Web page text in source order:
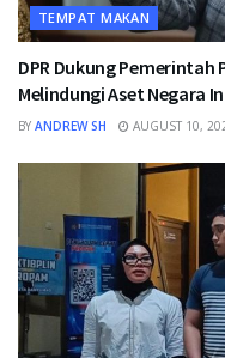
TEMPAT MAKAN
DPR Dukung
Melindungi Aset Negara
BY ANDREW SH AUGUST 10,